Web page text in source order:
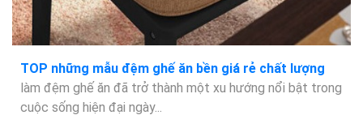
TOP những mẫu đệm ghế ăn bền giá rẻ chất lượng
làm đệm ghế ăn đã trở thành một xu hướng nổi bật trong
cuộc sống hiện đại ngày...